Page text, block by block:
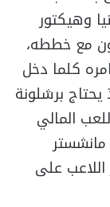
وهيكتور
مع خططه،
كلما دخل
يحتاج برشلونة
المالي
مانشستر
اللاعب على